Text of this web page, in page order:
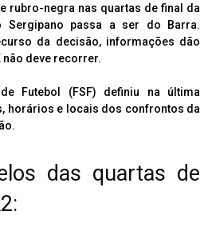
rubro-negra nas quartas de final da
Sergipano passa a ser do Barra.
da decisão, informações dão
não deve recorrer.
Futebol (FSF) definiu na última
horários e locais dos confrontos da
das quartas de